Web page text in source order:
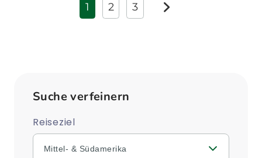
1 2 3 weiter
Suche verfeinern
Reiseziel
Mittel- & Südamerika